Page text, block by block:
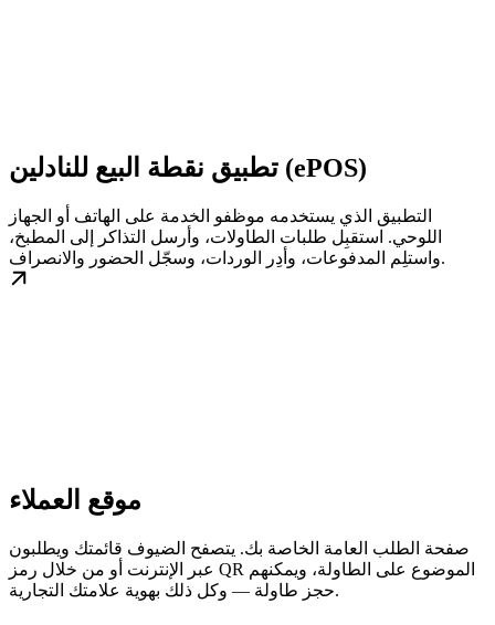
تطبيق نقطة البيع للنادلين (ePOS)
التطبيق الذي يستخدمه موظفو الخدمة على الهاتف أو الجهاز
اللوحي. استقبِل طلبات الطاولات، وأرسل التذاكر إلى المطبخ،
واستلِم المدفوعات، وأدِر الوردات، وسجّل الحضور والانصراف.
موقع العملاء
صفحة الطلب العامة الخاصة بك. يتصفح الضيوف قائمتك ويطلبون
عبر الإنترنت أو من خلال رمز QR الموضوع على الطاولة، ويمكنهم
حجز طاولة — وكل ذلك بهوية علامتك التجارية.